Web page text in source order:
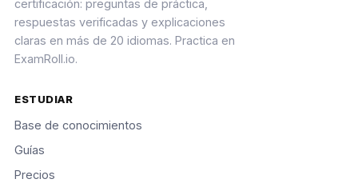
certificación: preguntas de práctica,
respuestas verificadas y explicaciones
claras en más de 20 idiomas. Practica en
ExamRoll.io.
ESTUDIAR
Base de conocimientos
Guías
Precios